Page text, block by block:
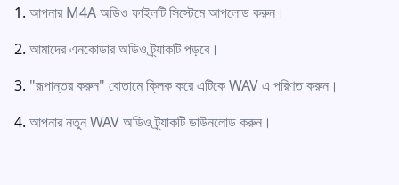
আপনার M4A অডিও ফাইলটি সিস্টেমে আপলোড করুন।
আমাদের এনকোডার অডিও ট্র্যাকটি পড়বে।
"রূপান্তর করুন" বোতামে ক্লিক করে এটিকে WAV এ পরিণত করুন।
আপনার নতুন WAV অডিও ট্র্যাকটি ডাউনলোড করুন।